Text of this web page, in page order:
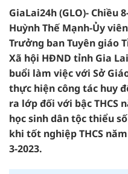
GiaLai24h (GLO)- Chiều
Huỳnh Thế Mạnh-Ủy
Trưởng ban Tuyên giáo
Xã hội HĐND tỉnh Gia
buổi làm việc với Sở
thực hiện công tác huy
ra lớp đối với bậc THCS
học sinh dân tộc thiểu
khi tốt nghiệp THCS
3-2023.